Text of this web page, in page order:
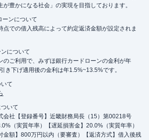
豊かになる社会」の実現を目指しております。
ーンについて
での借入残高によって約定返済金額が設定されま
について
ご利用で、みずほ銀行カードローンの金利が年
き下げ適用後の金利は年1.5%~13.5%です。
て
いて
社【登録番号】近畿財務局長（15）第00218号
（実質年率）【遅延損害金】20.0%（実質年率）
金額】800万円以内（要審査）【返済方式】借入後残